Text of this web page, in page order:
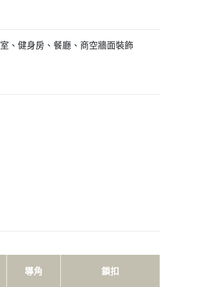
、健身房、餐廳、商空牆面裝飾
導角 鎖扣